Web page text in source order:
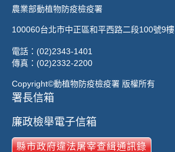
農業部動植物防疫檢疫署
100060台北市中正區和平西路二段100號9樓
電話：(02)2343-1401
傳真：(02)2332-2200
Copyright©動植物防疫檢疫署 版權所有
署長信箱
廉政檢舉電子信箱
縣市政府違法屠宰查緝通訊錄